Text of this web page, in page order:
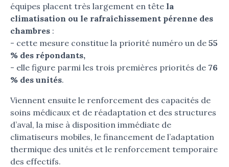
équipes placent très largement en tête la
climatisation ou le rafraîchissement pérenne des
chambres :
- cette mesure constitue la priorité numéro un de 55
% des répondants,
- elle figure parmi les trois premières priorités de 76
% des unités.
Viennent ensuite le renforcement des capacités de
soins médicaux et de réadaptation et des structures
d’aval, la mise à disposition immédiate de
climatiseurs mobiles, le financement de l’adaptation
thermique des unités et le renforcement temporaire
des effectifs.